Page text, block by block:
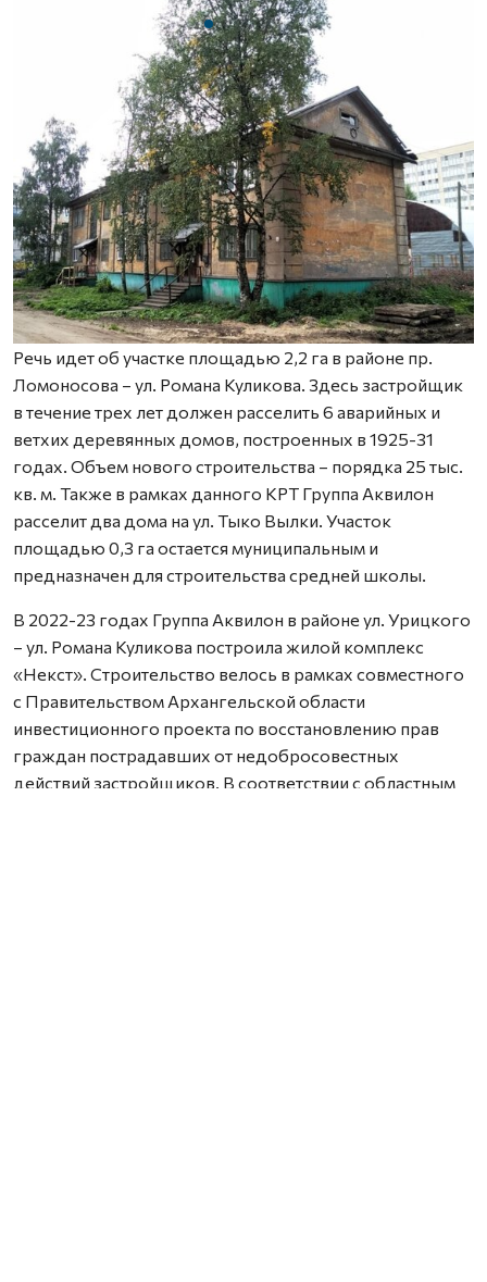
Речь идет об участке площадью 2,2 га в районе пр.
Ломоносова – ул. Романа Куликова. Здесь застройщик
в течение трех лет должен расселить 6 аварийных и
ветхих деревянных домов, построенных в 1925-31
годах. Объем нового строительства – порядка 25 тыс.
кв. м. Также в рамках данного КРТ Группа Аквилон
расселит два дома на ул. Тыко Вылки. Участок
площадью 0,3 га остается муниципальным и
предназначен для строительства средней школы.
В 2022-23 годах Группа Аквилон в районе ул. Урицкого
– ул. Романа Куликова построила жилой комплекс
«Некст». Строительство велось в рамках совместного
с Правительством Архангельской области
инвестиционного проекта по восстановлению прав
граждан пострадавших от недобросовестных
действий застройщиков. В соответствии с областным